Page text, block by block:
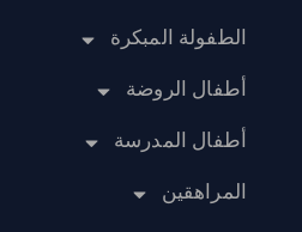
الطفولة المبكرة
أطفال الروضة
أطفال المدرسة
المراهقين